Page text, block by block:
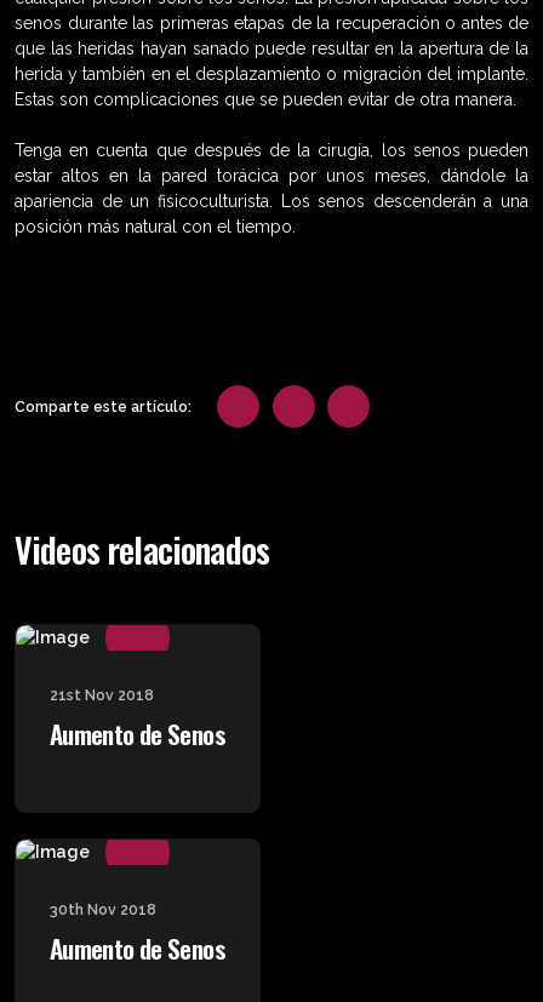
senos durante las primeras etapas de la recuperación o antes de
que las heridas hayan sanado puede resultar en la apertura de la
herida y también en el desplazamiento o migración del implante.
Estas son complicaciones que se pueden evitar de otra manera.
Tenga en cuenta que después de la cirugía, los senos pueden
estar altos en la pared torácica por unos meses, dándole la
apariencia de un fisicoculturista. Los senos descenderán a una
posición más natural con el tiempo.
Comparte este artículo:
Videos relacionados
21st Nov 2018
Aumento de Senos
30th Nov 2018
Aumento de Senos